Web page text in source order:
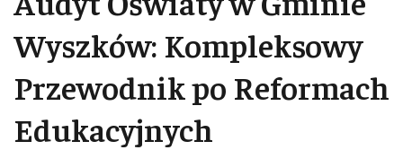
Wyszków: Kompleksowy
Przewodnik po Reformach
Edukacyjnych